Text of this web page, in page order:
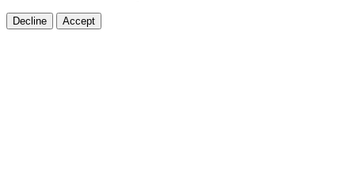
Decline Accept